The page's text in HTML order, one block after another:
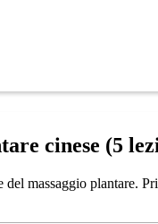
cinese (5
del massaggio plantare.